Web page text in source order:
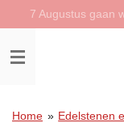
direct
naar
de
7 Augustus gaan
Home » Edelstenen